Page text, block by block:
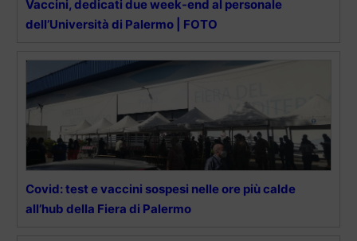
Vaccini, dedicati due week-end al personale
dell’Università di Palermo | FOTO
Covid: test e vaccini sospesi nelle ore più calde
all’hub della Fiera di Palermo